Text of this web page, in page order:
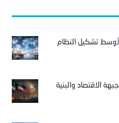
تشكيل النظام
الاقتصاد والبنية